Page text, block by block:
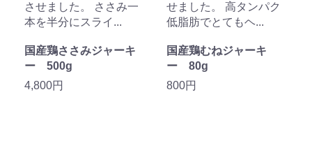
させました。 ささみ一
本を半分にスライ...
国産鶏ささみジャーキ
ー 500g
4,800円
せました。 高タンパク
低脂肪でとてもヘ...
国産鶏むねジャーキ
ー 80g
800円